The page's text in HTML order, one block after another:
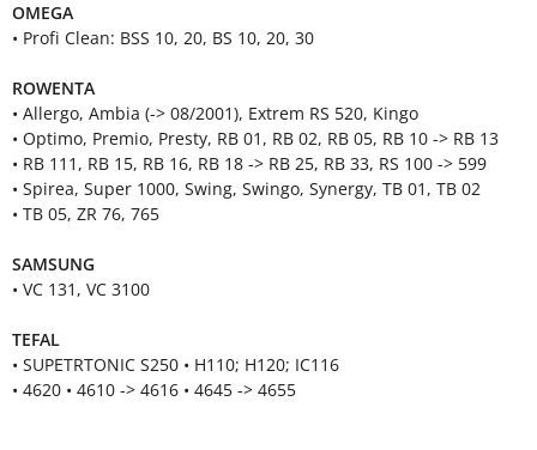
OMEGA
• Profi Clean: BSS 10, 20, BS 10, 20, 30
ROWENTA
• Allergo, Ambia (-> 08/2001), Extrem RS 520, Kingo
• Optimo, Premio, Presty, RB 01, RB 02, RB 05, RB 10 -> RB 13
• RB 111, RB 15, RB 16, RB 18 -> RB 25, RB 33, RS 100 -> 599
• Spirea, Super 1000, Swing, Swingo, Synergy, TB 01, TB 02
• TB 05, ZR 76, 765
SAMSUNG
• VC 131, VC 3100
TEFAL
• SUPETRTONIC S250 • H110; H120; IC116
• 4620 • 4610 -> 4616 • 4645 -> 4655